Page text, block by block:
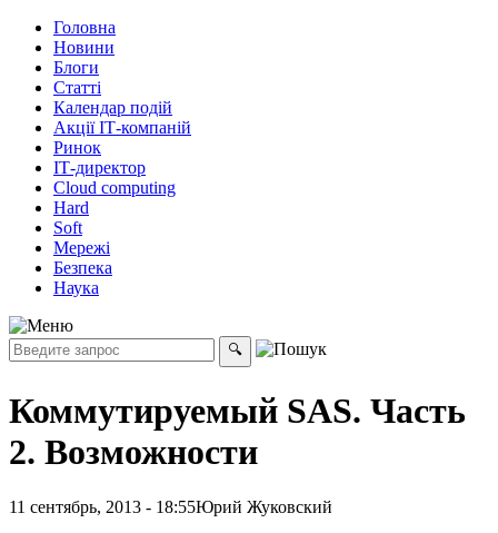
Головна
Новини
Блоги
Статті
Календар подій
Акції ІТ-компаній
Ринок
ІТ-директор
Cloud computing
Hard
Soft
Мережі
Безпека
Наука
Коммутируемый SAS. Часть
2. Возможности
11 сентябрь, 2013 - 18:55Юрий Жуковский